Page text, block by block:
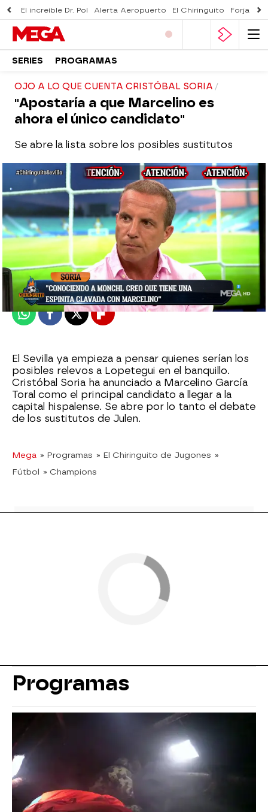
El increíble Dr. Pol Alerta Aeropuerto El Chiringuito Forjado
SERIES PROGRAMAS
OJO A LO QUE CUENTA CRISTÓBAL SORIA
"Apostaría a que Marcelino es
ahora el único candidato"
Se abre la lista sobre los posibles sustitutos
El Chiringuito
Madrid
Publicado:07 de septiembre de 2022, 02:11
WhatsappFacebook
X Flipboard
El Sevilla ya empieza a pensar quienes serían los
posibles relevos a Lopetegui en el banquillo.
Cristóbal Soria ha anunciado a Marcelino García
Toral como el principal candidato a llegar a la
capital hispalense. Se abre por lo tanto el debate
de los sustitutos de Julen.
Mega » Programas » El Chiringuito de Jugones »
Fútbol » Champions
Programas